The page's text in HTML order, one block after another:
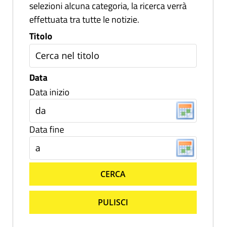
selezioni alcuna categoria, la ricerca verrà
effettuata tra tutte le notizie.
Titolo
Data
Data inizio
Data fine
CERCA
PULISCI